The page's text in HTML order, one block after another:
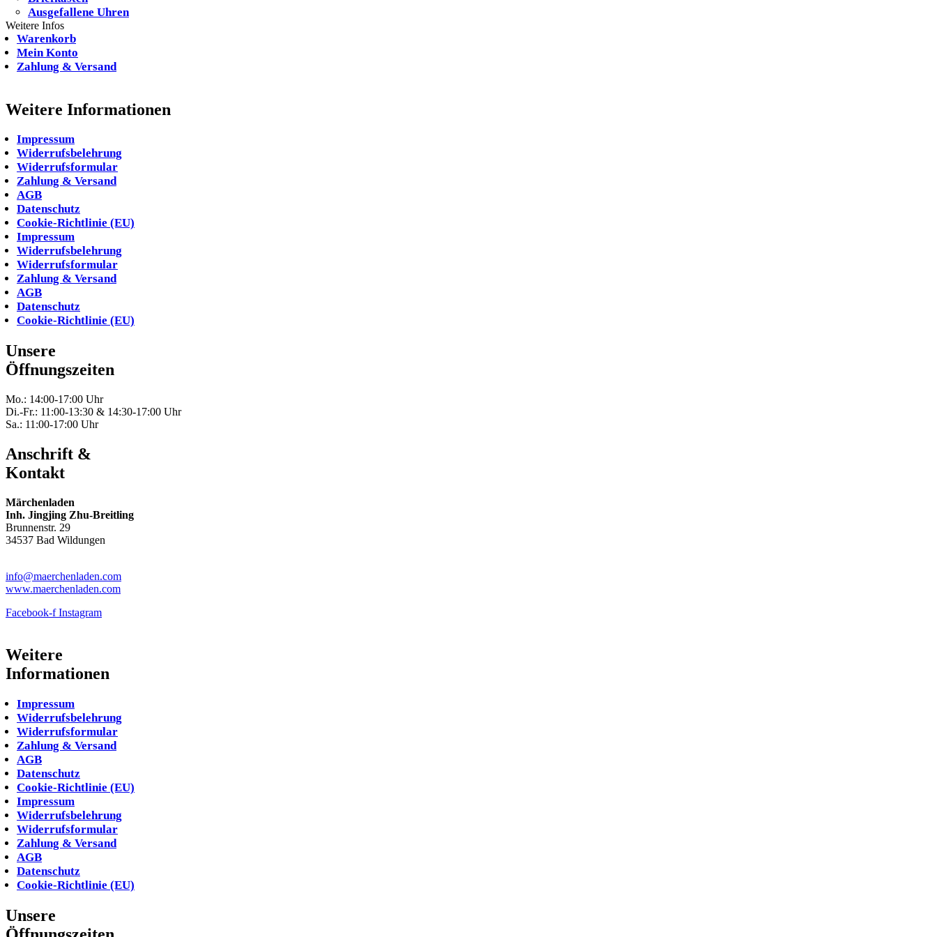
Ausgefallene Uhren
Weitere Infos
Warenkorb
Mein Konto
Zahlung & Versand
Weitere Informationen
Impressum
Widerrufsbelehrung
Widerrufsformular
Zahlung & Versand
AGB
Datenschutz
Cookie-Richtlinie (EU)
Impressum
Widerrufsbelehrung
Widerrufsformular
Zahlung & Versand
AGB
Datenschutz
Cookie-Richtlinie (EU)
Unsere
Öffnungszeiten
Mo.: 14:00-17:00 Uhr
Di.-Fr.: 11:00-13:30 & 14:30-17:00 Uhr
Sa.: 11:00-17:00 Uhr
Anschrift &
Kontakt
Märchenladen
Inh. Jingjing Zhu-Breitling
Brunnenstr. 29
34537 Bad Wildungen
info@maerchenladen.com
www.maerchenladen.com
Facebook-f Instagram
Weitere
Informationen
Impressum
Widerrufsbelehrung
Widerrufsformular
Zahlung & Versand
AGB
Datenschutz
Cookie-Richtlinie (EU)
Impressum
Widerrufsbelehrung
Widerrufsformular
Zahlung & Versand
AGB
Datenschutz
Cookie-Richtlinie (EU)
Unsere